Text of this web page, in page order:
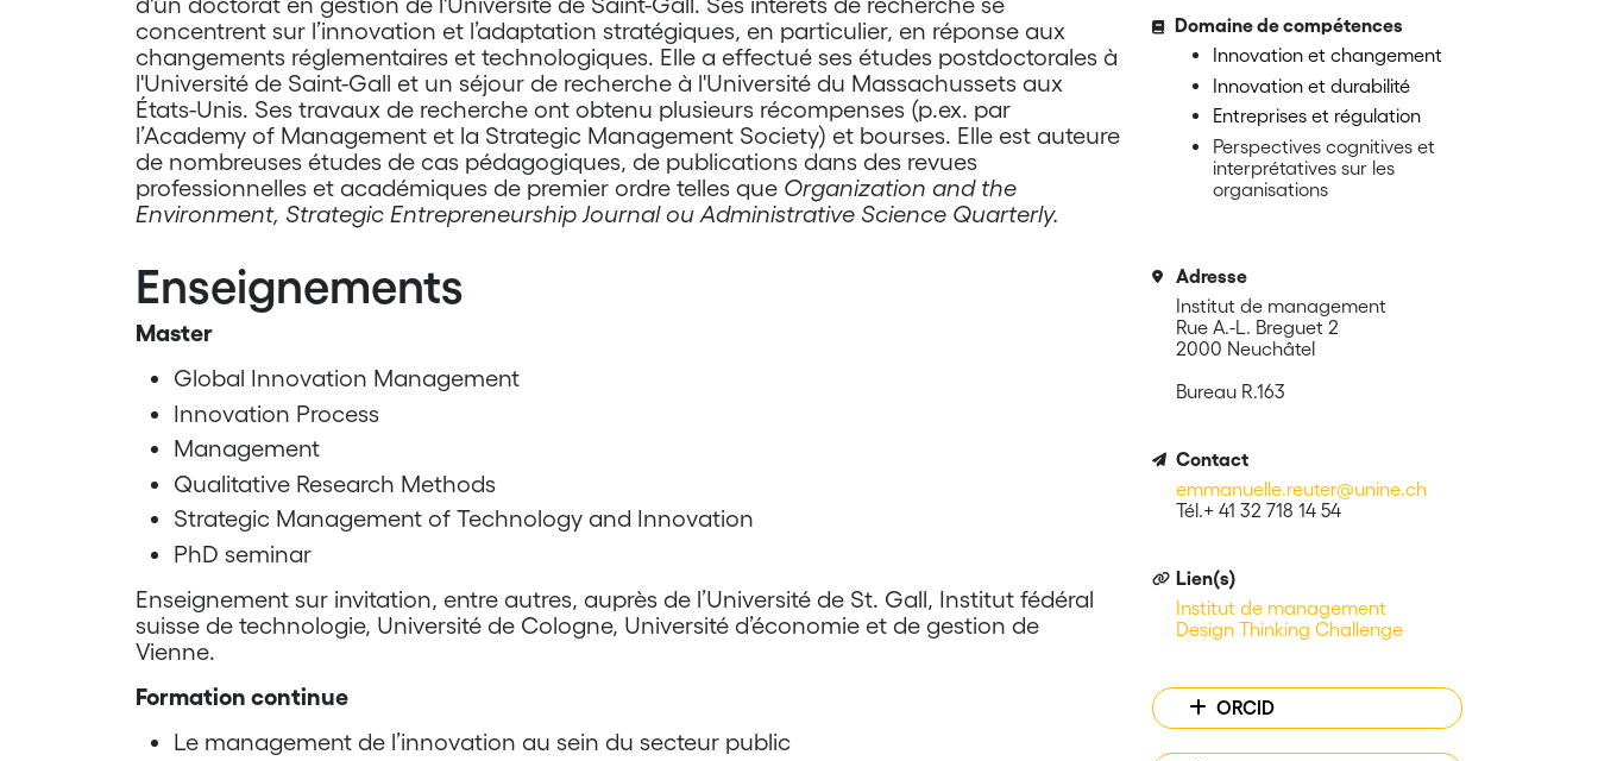
concentrent sur l’innovation et l’adaptation stratégiques, en particulier, en réponse aux
changements réglementaires et technologiques. Elle a effectué ses études postdoctorales à
l'Université de Saint-Gall et un séjour de recherche à l'Université du Massachussets aux
États-Unis. Ses travaux de recherche ont obtenu plusieurs récompenses (p.ex. par
l’Academy of Management et la Strategic Management Society) et bourses. Elle est auteure
de nombreuses études de cas pédagogiques, de publications dans des revues
professionnelles et académiques de premier ordre telles que Organization and the
Environment, Strategic Entrepreneurship Journal ou Administrative Science Quarterly.
Enseignements
Master
Global Innovation Management
Innovation Process
Management
Qualitative Research Methods
Strategic Management of Technology and Innovation
PhD seminar
Enseignement sur invitation, entre autres, auprès de l’Université de St. Gall, Institut fédéral
suisse de technologie, Université de Cologne, Université d’économie et de gestion de
Vienne.
Formation continue
Le management de l’innovation au sein du secteur public
Domaine de compétences
Innovation et changement
Innovation et durabilité
Entreprises et régulation
Perspectives cognitives et
interprétatives sur les
organisations
Adresse
Institut de management
Rue A.-L. Breguet 2
2000 Neuchâtel
Bureau R.163
Contact
emmanuelle.reuter@unine.ch
Tél.+ 41 32 718 14 54
Lien(s)
Institut de management
Design Thinking Challenge
ORCID